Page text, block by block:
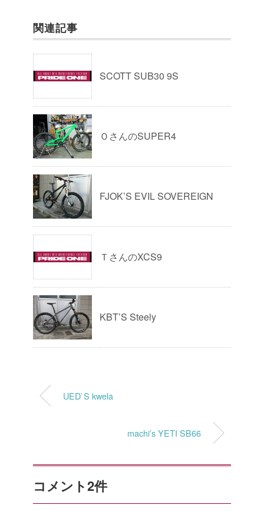
関連記事
SCOTT SUB30 9S
ＯさんのSUPER4
FJOK’S EVIL SOVEREIGN
ＴさんのXCS9
KBT’S Steely
UED`S kwela
machi’s YETI SB66
コメント2件